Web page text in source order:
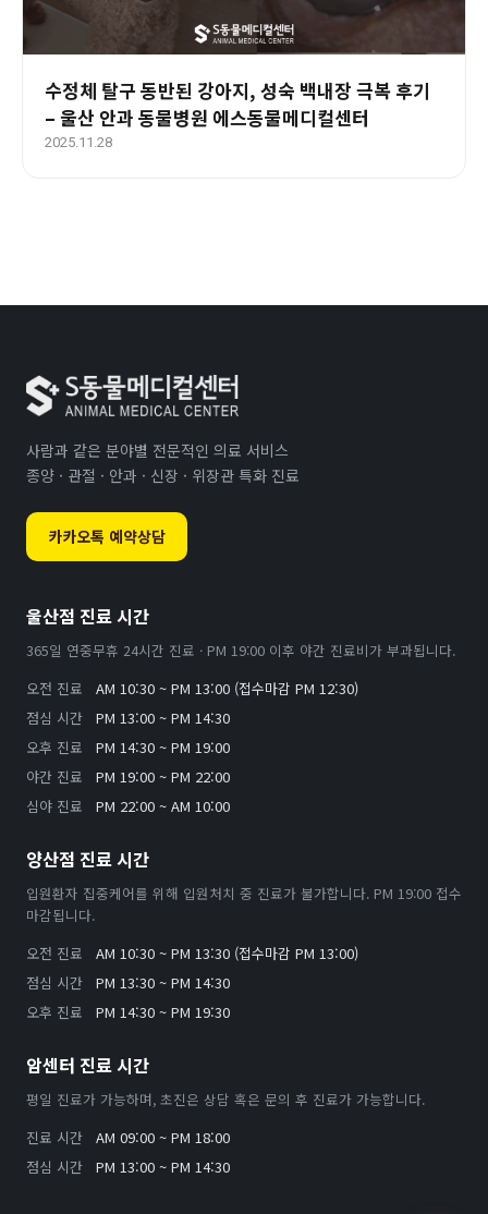
수정체 탈구 동반된 강아지, 성숙 백내장 극복 후기
– 울산 안과 동물병원 에스동물메디컬센터
2025.11.28
사람과 같은 분야별 전문적인 의료 서비스
종양 · 관절 · 안과 · 신장 · 위장관 특화 진료
카카오톡 예약상담
울산점 진료 시간
365일 연중무휴 24시간 진료 · PM 19:00 이후 야간 진료비가 부과됩니다.
오전 진료
AM 10:30 ~ PM 13:00 (접수마감 PM 12:30)
점심 시간
PM 13:00 ~ PM 14:30
오후 진료
PM 14:30 ~ PM 19:00
야간 진료
PM 19:00 ~ PM 22:00
심야 진료
PM 22:00 ~ AM 10:00
양산점 진료 시간
입원환자 집중케어를 위해 입원처치 중 진료가 불가합니다. PM 19:00 접수
마감됩니다.
오전 진료
AM 10:30 ~ PM 13:30 (접수마감 PM 13:00)
점심 시간
PM 13:30 ~ PM 14:30
오후 진료
PM 14:30 ~ PM 19:30
암센터 진료 시간
평일 진료가 가능하며, 초진은 상담 혹은 문의 후 진료가 가능합니다.
진료 시간
AM 09:00 ~ PM 18:00
점심 시간
PM 13:00 ~ PM 14:30